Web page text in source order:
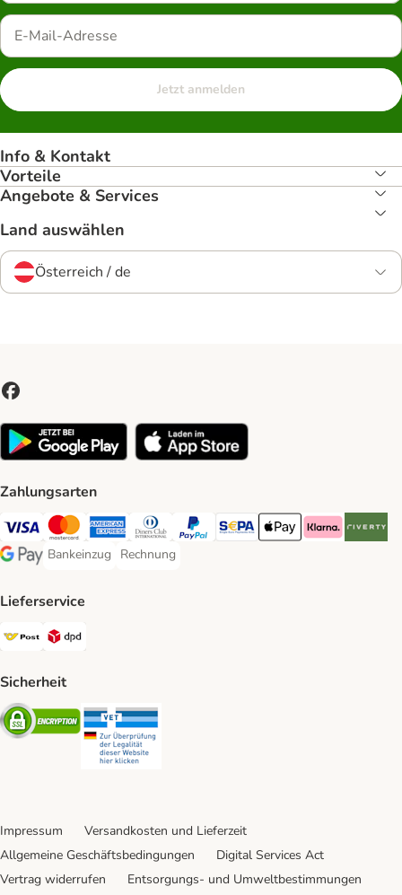
Jetzt anmelden
Info & Kontakt
Vorteile
Angebote & Services
Land auswählen
Österreich / de
Zahlungsarten
Visa Payment Method
MasterCard Payment Method
American Express Payment Method
Diners Club Payment Method
PayPal Payment Method
SEPA Payment Method
Apple Pay Payment
Klarna Payment
Google Pay Payment Method
Bankeinzug
Bankeinzug Payment Method
Rechnung
Rechnung Payment Method
Lieferservice
Österreichische Post Shipping Method
Sicherheit
Security
Impressum
Versandkosten und Lieferzeit
Allgemeine Geschäftsbedingungen
Digital Services Act
Vertrag widerrufen
Entsorgungs- und Umweltbestimmungen